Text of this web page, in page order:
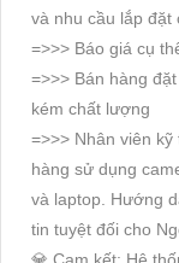
và nhu cầu lắp đặt
=>>> Báo giá cụ
=>>> Bán hàng
kém chất lượng
=>>> Nhân viên
hàng sử dụng
và laptop. Hướng
tin tuyệt đối cho